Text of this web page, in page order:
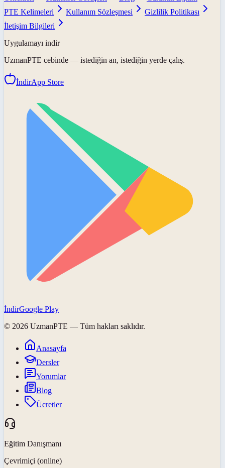
PTE Kelimeleri
Kullanım Sözleşmesi
Gizlilik Politikası
İletişim Bilgileri
Uygulamayı indir
UzmanPTE cebinde — istediğin an, istediğin yerde çalış.
İndirApp Store
İndirGoogle Play
© 2026 UzmanPTE — Tüm hakları saklıdır.
Anasayfa
Dersler
Yorumlar
Blog
Ücretler
Eğitim Danışmanı
Çevrimiçi (online)